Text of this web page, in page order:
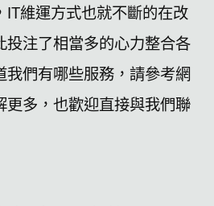
IT維運方式也就不斷的在改
投注了相當多的心力整合各
我們有哪些服務，請參考網
更多，也歡迎直接與我們聯